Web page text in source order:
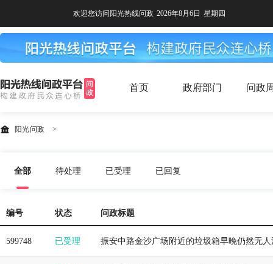
欢迎您访问阳光热线问政 2026年8月6日 星期四
首页 政府部门 问政
阳光问政 >
全部 待处理 已受理 已回复
编号 状态 问政标题
599748 已受理 振安中路金沙广场附近的垃圾箱早晚仍然无